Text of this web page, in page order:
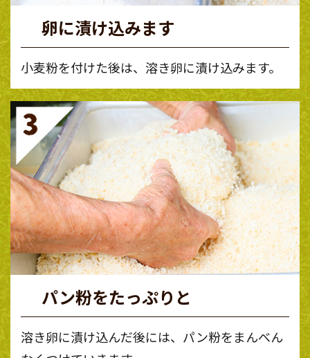
卵に漬け込みます
小麦粉を付けた後は、溶き卵に漬け込みます。
パン粉をたっぷりと
溶き卵に漬け込んだ後には、パン粉をまんべん